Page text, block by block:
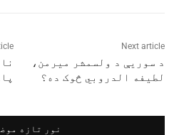
Next article
د سوریې د ولسمشر میرمن،
لطیفه الدروبي څوک ده؟
نور تازه